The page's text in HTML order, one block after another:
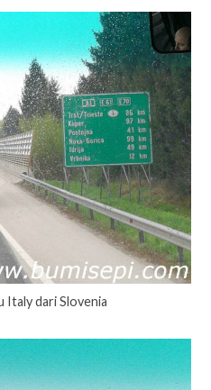
Italy dari Slovenia